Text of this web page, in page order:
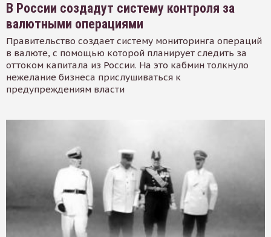
В России создадут систему контроля за
валютными операциями
Правительство создает систему мониторинга операций
в валюте, с помощью которой планирует следить за
оттоком капитала из России. На это кабмин толкнуло
нежелание бизнеса прислушиваться к
предупреждениям власти